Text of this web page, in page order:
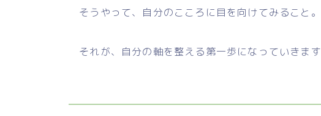
そうやって、自分のこころに目を向けてみること。
それが、自分の軸を整える第一歩になっていきます